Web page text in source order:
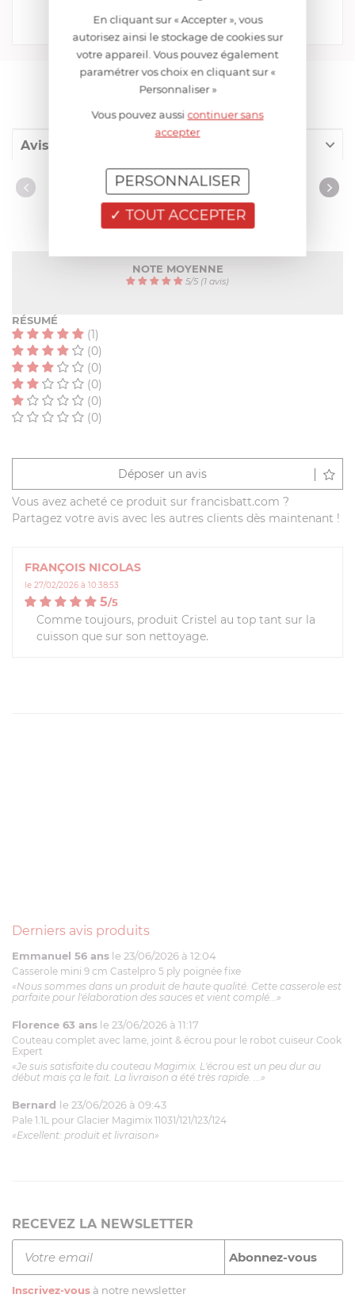
126,32 €
Comparer
Acheter
AIDE AU CHOIX
Avis client
Nos clients ont aussi acheté
AVIS CLIENT
NOTE MOYENNE
5/5 (1 avis)
RÉSUMÉ
(1)
(0)
(0)
(0)
(0)
(0)
Déposer un avis
Vous avez acheté ce produit sur francisbatt.com ?
Partagez votre avis avec les autres clients dès maintenant !
FRANÇOIS NICOLAS
le 27/02/2026 à 10:38:53
5/5
Comme toujours, produit Cristel au top tant sur la
cuisson que sur son nettoyage.
Derniers avis produits
Emmanuel 56 ans le 23/06/2026 à 12:04
Casserole mini 9 cm Castelpro 5 ply poignée fixe
«Nous sommes dans un produit de haute qualité. Cette casserole est
parfaite pour l'élaboration des sauces et vient complé...»
Florence 63 ans le 23/06/2026 à 11:17
Couteau complet avec lame, joint & écrou pour le robot cuiseur Cook
Expert
«Je suis satisfaite du couteau Magimix. L'écrou est un peu dur au
début mais ça le fait. La livraison a été très rapide. ...»
Bernard le 23/06/2026 à 09:43
Pale 1.1L pour Glacier Magimix 11031/121/123/124
«Excellent: produit et livraison»
RECEVEZ LA NEWSLETTER
Inscrivez-vous à notre newsletter
En cliquant sur « Accepter », vous
autorisez ainsi le stockage de cookies sur
votre appareil. Vous pouvez également
paramétrer vos choix en cliquant sur «
Personnaliser »
Vous pouvez aussicontinuer sans
accepter
TOUT ACCEPTER
PERSONNALISER